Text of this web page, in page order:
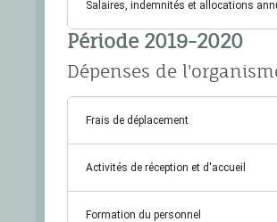
Salaires, indemnités et allocations
Période 2019-2020
Dépenses de
Frais de déplacement
Activités de réception et d'accueil
Formation du personnel